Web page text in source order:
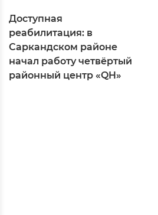
Доступная
реабилитация: в
Саркандском районе
начал работу четвёртый
районный центр «QH»